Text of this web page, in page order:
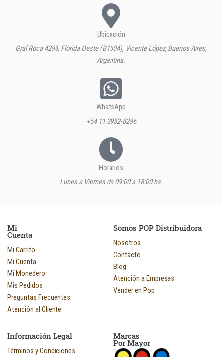
Ubicación
Gral Roca 4298, Florida Oeste (B1604), Vicente López, Buenos Aires,
Argentina.
WhatsApp
+54 11 3952-8296
Horarios
Lunes a Viernes de 09:00 a 18:00 hs.
Mi
Cuenta
Mi Carrito
Mi Cuenta
Mi Monedero
Mis Pedidos
Preguntas Frecuentes
Atención al Cliente
Somos POP Distribuidora
Nosotros
Contacto
Blog
Atención a Empresas
Vender en Pop
Información Legal
Términos y Condiciones
Marcas
Por Mayor